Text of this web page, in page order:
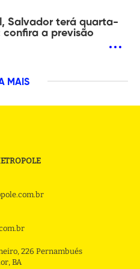
Salvador terá quarta-
a previsão
MAIS
226 Pernambués
BA